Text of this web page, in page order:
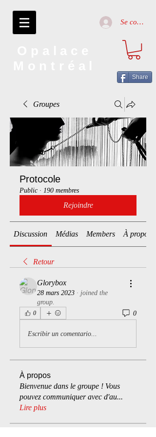
Se connecter
Share
Groupes
Protocole
Public · 190 membres
Rejoindre
Discussion Médias Members À propos
Retour
Glorybox
28 mars 2023 · joined the
group.
0 0
Escribir un comentario...
À propos
Bienvenue dans le groupe ! Vous
pouvez communiquer avec d'au...
Lire plus